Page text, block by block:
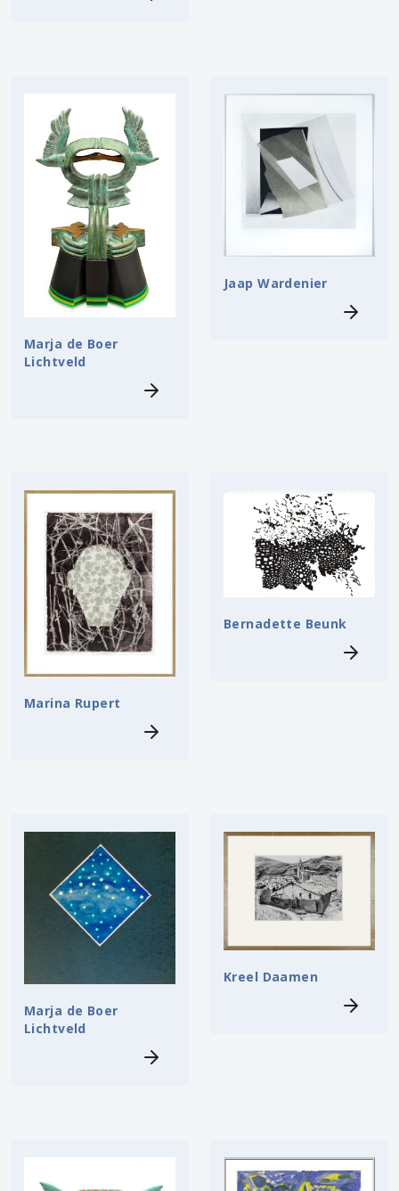
Marja de Boer
Lichtveld
Jaap Wardenier
Marina Rupert
Bernadette Beunk
Marja de Boer
Lichtveld
Kreel Daamen